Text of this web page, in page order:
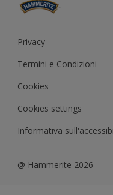
Privacy
Termini e Condizioni
Cookies
Cookies settings
Informativa
@ Hammerite 2026